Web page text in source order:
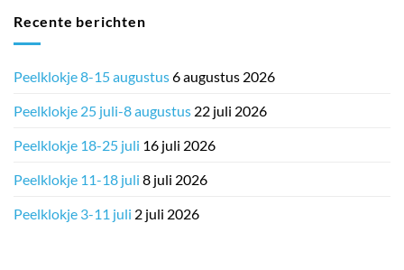
Recente berichten
Peelklokje 8-15 augustus6 augustus 2026
Peelklokje 25 juli-8 augustus 22 juli 2026
Peelklokje 18-25 juli 16 juli 2026
Peelklokje 11-18 juli 8 juli 2026
Peelklokje 3-11 juli 2 juli 2026